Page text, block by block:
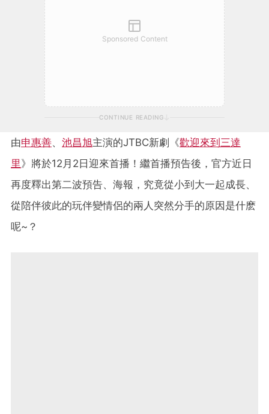
Sponsored Content
CONTINUE READING
由申惠善、 池昌旭主演的JTBC新劇《歡迎來到三達
里》將於12月2日迎來首播！繼首播預告後，官方近日
再度釋出第二波預告、海報，究竟從小到大一起成長、
從陪伴彼此的玩伴變情侶的兩人突然分手的原因是什麽
呢~？